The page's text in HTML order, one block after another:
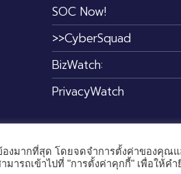
SOC Now!
>>CyberSquad
BizWatch:
PrivacyWatch
© 2024 — Cybertron Co.,
องมากที่สุด โดยจดจำการตั้งค่าของคุณ
รถเข้าไปที่ "การตั้งค่าคุกกี้" เพื่อให้ค